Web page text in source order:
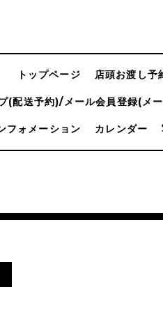
トップページ 店頭お渡し予
(配送予約)/メール会員登録(メー
フォメーション カレンダー